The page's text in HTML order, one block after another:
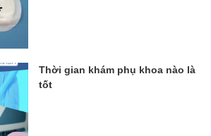
Thời gian khám phụ khoa nào là
tốt